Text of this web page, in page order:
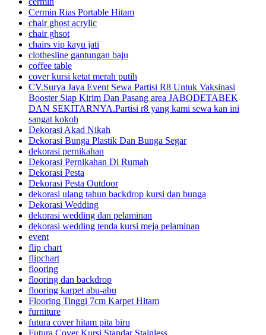
Cermin Rias Portable Hitam
chair ghost acrylic
chair ghsot
chairs vip kayu jati
clothesline gantungan baju
coffee table
cover kursi ketat merah putih
CV.Surya Jaya Event Sewa Partisi R8 Untuk Vaksinasi
Booster Siap Kirim Dan Pasang area JABODETABEK
DAN SEKITARNYA.Partisi r8 yang kami sewa kan ini
sangat kokoh
Dekorasi Akad Nikah
Dekorasi Bunga Plastik Dan Bunga Segar
dekorasi pernikahan
Dekorasi Pernikahan Di Rumah
Dekorasi Pesta
Dekorasi Pesta Outdoor
dekorasi ulang tahun backdrop kursi dan bunga
Dekorasi Wedding
dekorasi wedding dan pelaminan
dekorasi wedding tenda kursi meja pelaminan
event
flip chart
flipchart
flooring
flooring dan backdrop
flooring karpet abu-abu
Flooring Tinggi 7cm Karpet Hitam
furniture
futura cover hitam pita biru
Futura Cover Kursi Standar Stainless